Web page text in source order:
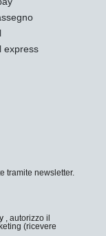
express
tramite newsletter.
, autorizzo il
(ricevere